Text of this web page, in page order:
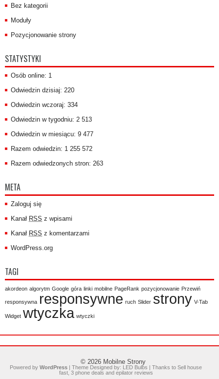
Bez kategorii
Moduły
Pozycjonowanie strony
STATYSTYKI
Osób online: 1
Odwiedzin dzisiaj: 220
Odwiedzin wczoraj: 334
Odwiedzin w tygodniu: 2 513
Odwiedzin w miesiącu: 9 477
Razem odwiedzin: 1 255 572
Razem odwiedzonych stron: 263
META
Zaloguj się
Kanał RSS z wpisami
Kanał RSS z komentarzami
WordPress.org
TAGI
akordeon algorytm Google góra linki mobilne PageRank pozycjonowanie Przewiń
responsywna responsywne ruch Slider strony V-Tab
Widget wtyczka wtyczki
© 2026 Mobilne Strony
Powered by WordPress | Theme Designed by: LED Bulbs | Thanks to Sell house
fast, 3 phone deals and epilator reviews